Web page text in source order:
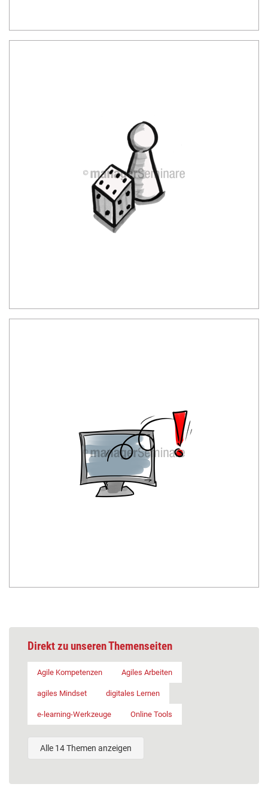
Direkt zu unseren Themenseiten
Agile Kompetenzen Agiles Arbeiten
agiles Mindset digitales Lernen
e-learning-Werkzeuge Online Tools
Alle 14 Themen anzeigen